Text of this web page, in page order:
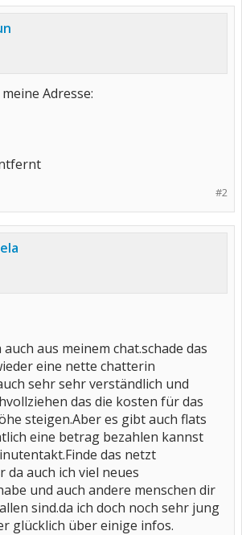
Adresse:
#2
aus meinem chat.schade das
eine nette chatterin
sehr sehr verständlich und
das die kosten für das
steigen.Aber es gibt auch flats
eine betrag bezahlen kannst
das netzt
da auch ich viel neues
und auch andere menschen dir
sind.da ich doch noch sehr jung
glücklich über einige infos.